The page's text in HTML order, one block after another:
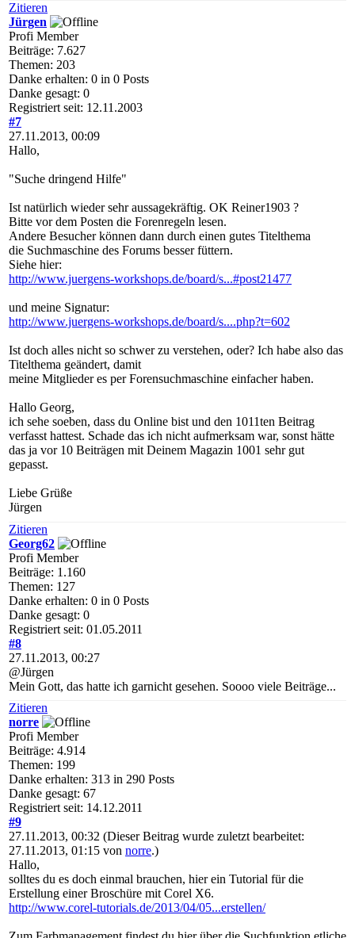
Zitieren
Jürgen
Profi Member
Beiträge: 7.627
Themen: 203
Danke erhalten: 0 in 0 Posts
Danke gesagt: 0
Registriert seit: 12.11.2003
#7
27.11.2013, 00:09
Hallo,
"Suche dringend Hilfe"
Ist natürlich wieder sehr aussagekräftig. OK Reiner1903 ?
Bitte vor dem Posten die Forenregeln lesen.
Andere Besucher können dann durch einen gutes Titelthema
die Suchmaschine des Forums besser füttern.
Siehe hier:
http://www.juergens-workshops.de/board/s...#post21477
und meine Signatur:
http://www.juergens-workshops.de/board/s....php?t=602
Ist doch alles nicht so schwer zu verstehen, oder? Ich habe also das
Titelthema geändert, damit
meine Mitglieder es per Forensuchmaschine einfacher haben.
Hallo Georg,
ich sehe soeben, dass du Online bist und den 1011ten Beitrag
verfasst hattest. Schade das ich nicht aufmerksam war, sonst hätte
das ja vor 10 Beiträgen mit Deinem Magazin 1001 sehr gut
gepasst.
Liebe Grüße
Jürgen
Zitieren
Georg62
Profi Member
Beiträge: 1.160
Themen: 127
Danke erhalten: 0 in 0 Posts
Danke gesagt: 0
Registriert seit: 01.05.2011
#8
27.11.2013, 00:27
@Jürgen
Mein Gott, das hatte ich garnicht gesehen. Soooo viele Beiträge...
Zitieren
norre
Profi Member
Beiträge: 4.914
Themen: 199
Danke erhalten: 313 in 290 Posts
Danke gesagt: 67
Registriert seit: 14.12.2011
#9
27.11.2013, 00:32 (Dieser Beitrag wurde zuletzt bearbeitet:
27.11.2013, 01:15 von norre.)
Hallo,
solltes du es doch einmal brauchen, hier ein Tutorial für die
Erstellung einer Broschüre mit Corel X6.
http://www.corel-tutorials.de/2013/04/05...erstellen/